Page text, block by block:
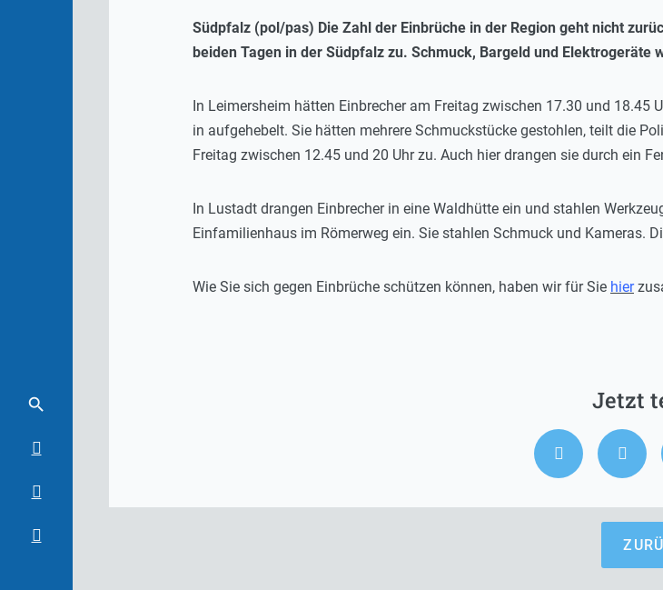
Südpfalz (pol/pas) Die Zahl der Einbrüche in der Region geht nicht
beiden Tagen in der Südpfalz zu. Schmuck, Bargeld und Elektrogeräte
In Leimersheim hätten Einbrecher am Freitag zwischen 17.30 und
in aufgehebelt. Sie hätten mehrere Schmuckstücke gestohlen, teilt die
Freitag zwischen 12.45 und 20 Uhr zu. Auch hier drangen sie durch ein
In Lustadt drangen Einbrecher in eine Waldhütte ein und stahlen
Einfamilienhaus im Römerweg ein. Sie stahlen Schmuck und Kameras.
Wie Sie sich gegen Einbrüche schützen können, haben wir für Sie hier